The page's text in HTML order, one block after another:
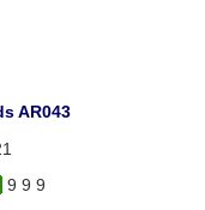
AR043
9 9 9